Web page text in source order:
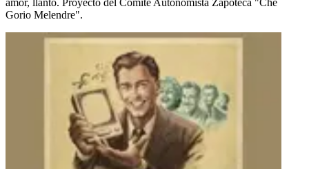
amor, llanto. Proyecto del Comité Autonomista Zapoteca "Che
Gorio Melendre".